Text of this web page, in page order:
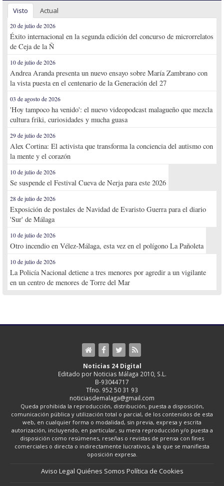
Visto Actual
20 de julio de 2026
Éxito internacional en la segunda edición del concurso de microrrelatos
de Ceja de la Ñ
10 de julio de 2026
Andrea Aranda presenta un nuevo ensayo sobre María Zambrano con
la vista puesta en el centenario de la Generación del 27
03 de agosto de 2026
'Hoy tampoco ha venido': el nuevo videopodcast malagueño que mezcla
cultura friki, curiosidades y mucha guasa
29 de julio de 2026
Alex Cortina: El activista que transforma la conciencia del autismo con
la mente y el corazón
10 de julio de 2026
Se suspende el Festival Cueva de Nerja para este 2026
28 de julio de 2026
Exposición de postales de Navidad de Evaristo Guerra para el diario
'Sur' de Málaga
10 de julio de 2026
Otro incendio en Vélez-Málaga, esta vez en el polígono La Pañoleta
10 de julio de 2026
La Policía Nacional detiene a tres menores por agredir a un vigilante
en un centro de menores de Torre del Mar
Noticias 24 Digital
Editado por Noticias Málaga 2010, S.L.
B-93044717
Tfno. 952 50 31 93
noticiasdemalaga@gmail.com
Queda prohibida la reproducción, distribución, puesta a disposición,
comunicación pública y utilización total o parcial, de los contenidos de esta
web, en cualquier forma o modalidad, sin previa, expresa y escrita
autorización, incluyendo, en particular, su mera reproducción y/o puesta a
disposición como resúmenes, reseñas o revistas de prensa con fines
comerciales o directa o indirectamente lucrativos, a la que se manifiesta
oposición expresa.
Aviso Legal Quiénes Somos Política de Cookies